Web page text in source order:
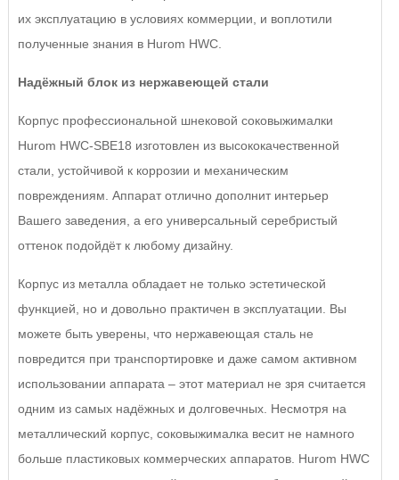
их эксплуатацию в условиях коммерции, и воплотили
полученные знания в Hurom HWC.
Надёжный блок из нержавеющей стали
Корпус профессиональной шнековой соковыжималки
Hurom HWC-SBE18 изготовлен из высококачественной
стали, устойчивой к коррозии и механическим
повреждениям. Аппарат отлично дополнит интерьер
Вашего заведения, а его универсальный серебристый
оттенок подойдёт к любому дизайну.
Корпус из металла обладает не только эстетической
функцией, но и довольно практичен в эксплуатации. Вы
можете быть уверены, что нержавеющая сталь не
повредится при транспортировке и даже самом активном
использовании аппарата – этот материал не зря считается
одним из самых надёжных и долговечных. Несмотря на
металлический корпус, соковыжималка весит не намного
больше пластиковых коммерческих аппаратов. Hurom HWC